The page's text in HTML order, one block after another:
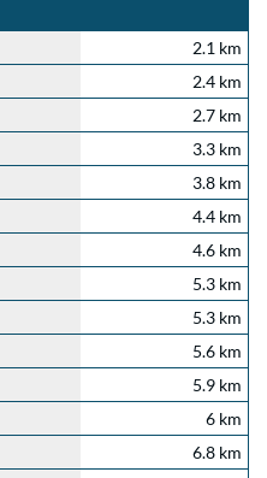
2.1 km
2.4 km
2.7 km
3.3 km
3.8 km
4.4 km
4.6 km
5.3 km
5.3 km
5.6 km
5.9 km
6 km
6.8 km